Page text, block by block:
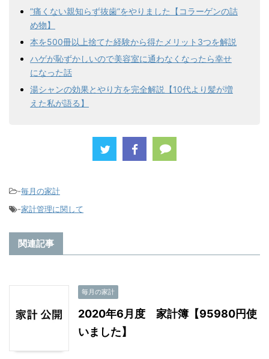
”痛くない親知らず抜歯”をやりました【コラーゲンの詰
め物】
本を500冊以上捨てた経験から得たメリット3つを解説
ハゲが恥ずかしいので美容室に通わなくなったら幸せ
になった話
湯シャンの効果とやり方を完全解説【10代より髪が増
えた私が語る】
-毎月の家計
-家計管理に関して
関連記事
毎月の家計
2020年6月度 家計簿【95980円使
いました】